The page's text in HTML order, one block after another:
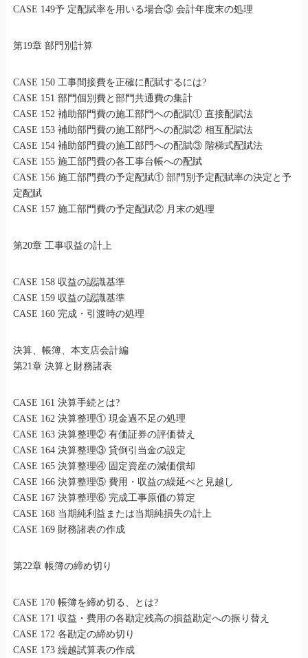
CASE 149予 定配賦率を用いる場合③ 会計年度末の処理
第19章 部門別計算
CASE 150 工事間接費を正確に配賦するには?
CASE 151 部門個別費と部門共通費の集計
CASE 152 補助部門費の施工部門への配賦① 直接配賦法
CASE 153 補助部門費の施工部門への配賦② 相互配賦法
CASE 154 補助部門費の施工部門への配賦③ 階梯式配賦法
CASE 155 施工部門費の各工事台帳への配賦
CASE 156 施工部門費の予定配賦① 部門別予定配賦率の決定と予
定配賦
CASE 157 施工部門費の予定配賦② 月末の処理
第20章 工事収益の計上
CASE 158 収益の認識基準
CASE 159 収益の認識基準
CASE 160 完成・引渡時の処理
決算、帳簿、本支店会計編
第21章 決算と財務諸表
CASE 161 決算手続とは?
CASE 162 決算整理① 現金過不足の処理
CASE 163 決算整理② 有価証券の評価替え
CASE 164 決算整理③ 貸倒引当金の設定
CASE 165 決算整理④ 固定資産の減価償却
CASE 166 決算整理⑤ 費用・収益の繰延べと見越し
CASE 167 決算整理⑥ 完成工事原価の算定
CASE 168 当期純利益または当期純損失の計上
CASE 169 財務諸表の作成
第22章 帳簿の締め切り
CASE 170 帳簿を締め切る、とは?
CASE 171 収益・費用の各勘定残高の損益勘定への振り替え
CASE 172 各勘定の締め切り
CASE 173 繰越試算表の作成